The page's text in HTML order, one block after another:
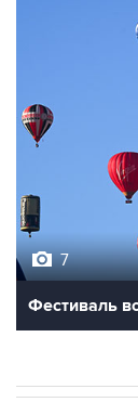
7
Фестиваль